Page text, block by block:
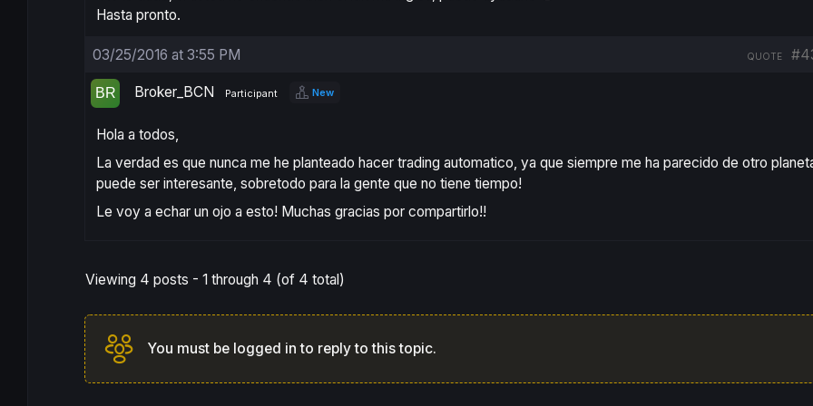
Hasta pronto.
03/25/2016 at 3:55 PM QUOTE
Broker_BCN Participant New
Hola a todos,
La verdad es que nunca me he planteado hacer trading automatico, ya que siempre me ha parecido de otro
puede ser interesante, sobretodo para la gente que no tiene tiempo!
Le voy a echar un ojo a esto! Muchas gracias por compartirlo!!
Viewing 4 posts - 1 through 4 (of 4 total)
You must be logged in to reply to this topic.